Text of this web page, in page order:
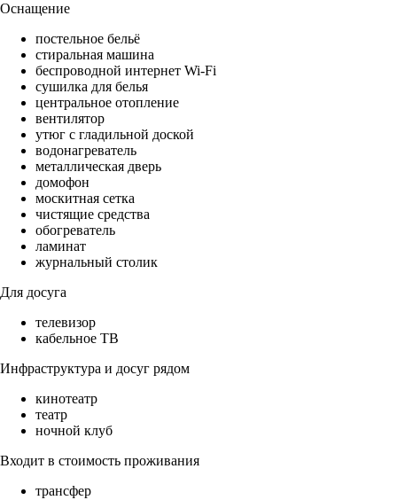
Оснащение
постельное бельё
стиральная машина
беспроводной интернет Wi-Fi
сушилка для белья
центральное отопление
вентилятор
утюг с гладильной доской
водонагреватель
металлическая дверь
домофон
москитная сетка
чистящие средства
обогреватель
ламинат
журнальный столик
Для досуга
телевизор
кабельное ТВ
Инфраструктура и досуг рядом
кинотеатр
театр
ночной клуб
Входит в стоимость проживания
трансфер